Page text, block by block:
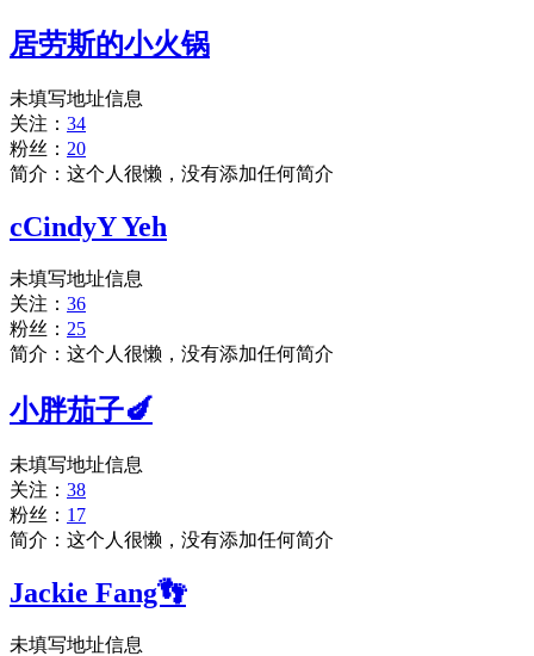
居劳斯的小火锅
未填写地址信息
关注： 34
粉丝： 20
简介：这个人很懒，没有添加任何简介
cCindyY Yeh
未填写地址信息
关注： 36
粉丝： 25
简介：这个人很懒，没有添加任何简介
小胖茄子🍆
未填写地址信息
关注： 38
粉丝： 17
简介：这个人很懒，没有添加任何简介
Jackie Fang👣
未填写地址信息